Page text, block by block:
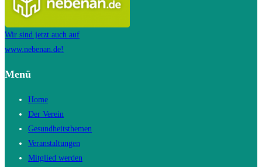
Wir sind jetzt auch auf
www.nebenan.de!
Menü
Home
Der Verein
Gesundheitsthemen
Veranstaltungen
Mitglied werden